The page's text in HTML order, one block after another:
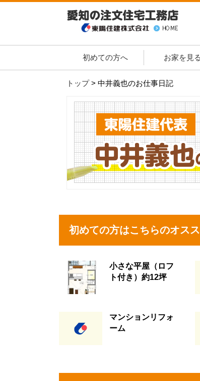
初めての方へ お家を見る
トップ> 中井義也のお仕事日記
初めての方はこちらのオス
小さな平屋（ロフ
ト付き）約12坪
マンションリフォ
ーム